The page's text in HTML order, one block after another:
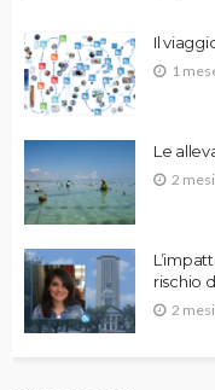
Il
1
Le
2
rischio
2